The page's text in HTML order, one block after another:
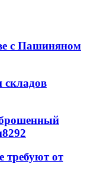
с Пашиняном
складов
8292
требуют от